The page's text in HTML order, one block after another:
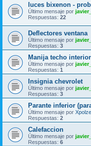
luces bixenon -
Último mensaje por
Respuestas: 22
Deflectores ventana
Último mensaje por
Respuestas: 3
Manija techo interior
Último mensaje por
Respuestas: 1
Insignia chevrolet
Último mensaje por
Respuestas: 3
Parante inferior
Último mensaje por Xpolze
Respuestas: 2
Calefaccion
Último mensaje por
Respuestas: 6